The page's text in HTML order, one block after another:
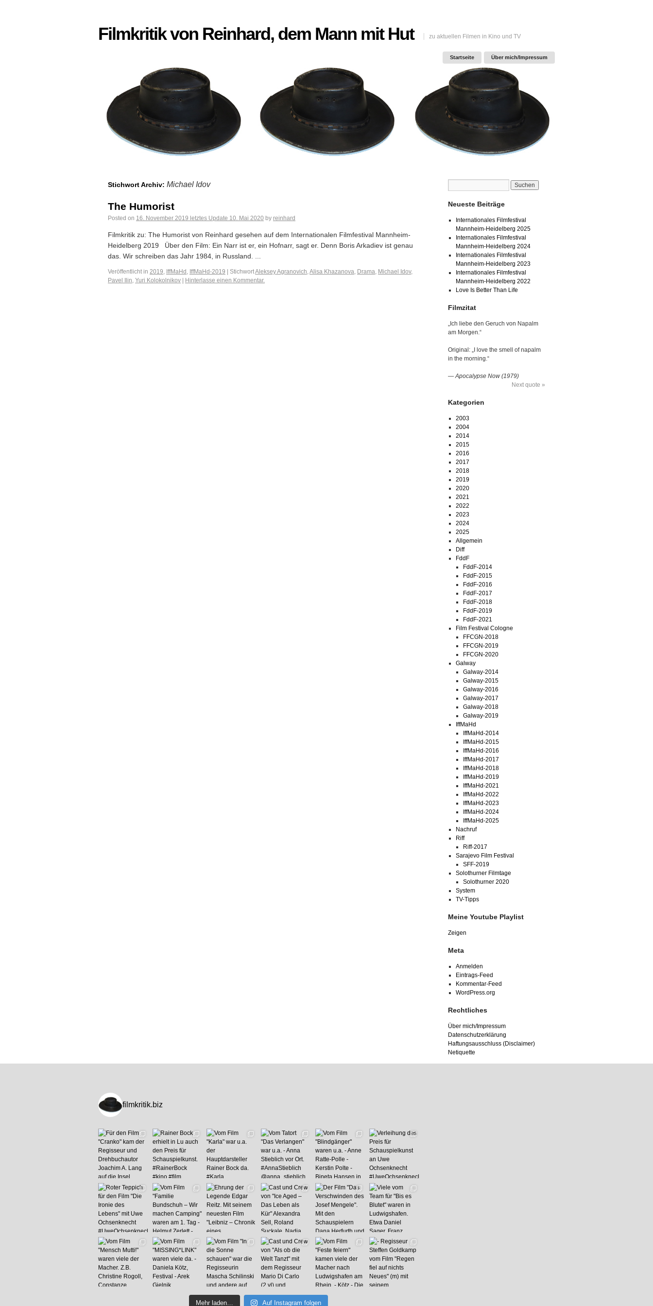
Filmkritik von Reinhard, dem Mann mit Hut zu aktuellen Filmen in Kino und TV
Startseite Über mich/Impressum
Stichwort Archiv: Michael Idov
The Humorist
Posted on 16. November 2019 letztes Update 10. Mai 2020 by reinhard
Filmkritik zu: The Humorist von Reinhard gesehen auf dem Internationalen Filmfestival Mannheim-
Heidelberg 2019 Über den Film: Ein Narr ist er, ein Hofnarr, sagt er. Denn Boris Arkadiev ist genau
das. Wir schreiben das Jahr 1984, in Russland. ...
Veröffentlicht in 2019, IffMaHd , IffMaHd-2019 StichwortAleksey Agranovich,Alisa Khazanova, Drama, Michael Idov,
Pavel Ilin, Yuri Kolokolnikov Hinterlasse einen Kommentar.
Neueste Beiträge
Internationales Filmfestival
Mannheim-Heidelberg 2025
Internationales Filmfestival
Mannheim-Heidelberg 2024
Internationales Filmfestival
Mannheim-Heidelberg 2023
Internationales Filmfestival
Mannheim-Heidelberg 2022
Love Is Better Than Life
Filmzitat
„Ich liebe den Geruch von Napalm
am Morgen.“
Original: „I love the smell of napalm
in the morning.“
—Apocalypse Now (1979)
Next quote »
Kategorien
2003
2004
2014
2015
2016
2017
2018
2019
2020
2021
2022
2023
2024
2025
Allgemein
Diff
FddF
FddF-2014
FddF-2015
FddF-2016
FddF-2017
FddF-2018
FddF-2019
FddF-2021
Film Festival Cologne
FFCGN-2018
FFCGN-2019
FFCGN-2020
Galway
Galway-2014
Galway-2015
Galway-2016
Galway-2017
Galway-2018
Galway-2019
IffMaHd
IffMaHd-2014
IffMaHd-2015
IffMaHd-2016
IffMaHd-2017
IffMaHd-2018
IffMaHd-2019
IffMaHd-2021
IffMaHd-2022
IffMaHd-2023
IffMaHd-2024
IffMaHd-2025
Nachruf
Riff
Riff-2017
Sarajevo Film Festival
SFF-2019
Solothurner Filmtage
Solothurner 2020
System
TV-Tipps
Meine Youtube Playlist
Zeigen
Meta
Anmelden
Eintrags-Feed
Kommentar-Feed
WordPress.org
Rechtliches
Über mich/Impressum
Datenschutzerklärung
Haftungsausschluss (Disclaimer)
Netiquette
filmkritik.biz
Mehr laden… Auf Instagram folgen